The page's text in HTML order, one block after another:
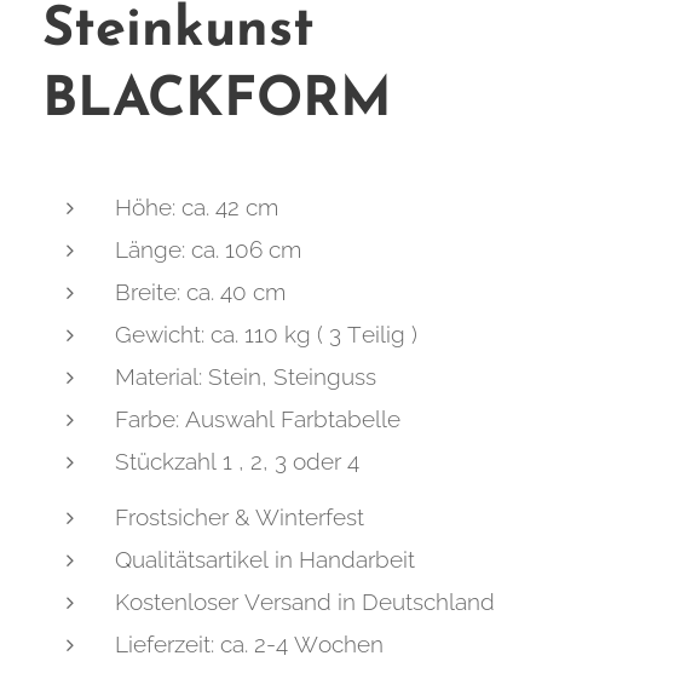
Steinkunst
BLACKFORM
Höhe: ca. 42 cm
Länge: ca. 106 cm
Breite: ca. 40 cm
Gewicht: ca. 110 kg ( 3 Teilig )
Material: Stein, Steinguss
Farbe: Auswahl Farbtabelle
Stückzahl 1 , 2, 3 oder 4
Frostsicher & Winterfest
Qualitätsartikel in Handarbeit
Kostenloser Versand in Deutschland
Lieferzeit: ca. 2-4 Wochen